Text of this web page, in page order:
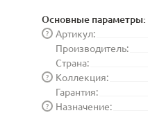
Основные параметры:
Артикул:
?
Производитель:
Страна:
Коллекция:
?
Гарантия:
Назначение:
?